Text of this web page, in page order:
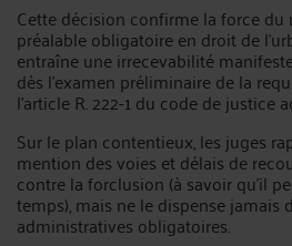
Cette décision confirme la force
préalable obligatoire en droit de
entraîne une irrecevabilité
dès l'examen préliminaire de la
l'article R. 222-1 du code de justice
Sur le plan contentieux, les juges
mention des voies et délais de
contre la forclusion (à savoir qu'il
temps), mais ne le dispense
administratives obligatoires.